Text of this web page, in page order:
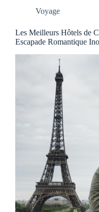
Voyage
Les Meilleurs Hôtels de
Escapade Romantique